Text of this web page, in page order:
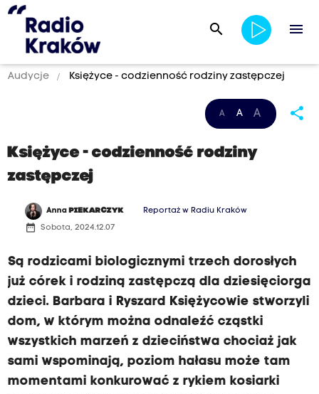
search menu
Audycje Księżyce - codzienność rodziny zastępczej
A A A share
Księżyce - codzienność rodziny
zastępczej
Anna PIEKARCZYK Reportaż w Radiu Kraków
date_range Sobota, 2024.12.07
Są rodzicami biologicznymi trzech dorosłych
już córek i rodziną zastępczą dla dziesięciorga
dzieci. Barbara i Ryszard Księżycowie stworzyli
dom, w którym można odnaleźć cząstki
wszystkich marzeń z dzieciństwa chociaż jak
sami wspominają, poziom hałasu może tam
momentami konkurować z rykiem kosiarki